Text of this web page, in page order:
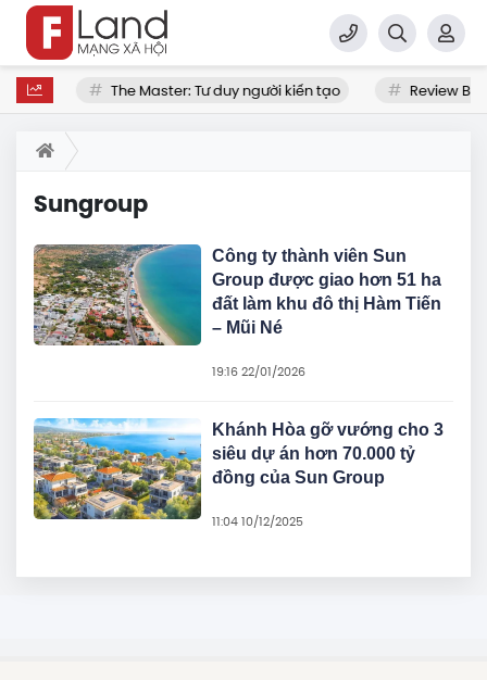
nhà The Master: Tư duy người kiến tạo Review
Sungroup
Công ty thành viên Sun
Group được giao hơn 51 ha
đất làm khu đô thị Hàm Tiến
– Mũi Né
19:16 22/01/2026
Khánh Hòa gỡ vướng cho 3
siêu dự án hơn 70.000 tỷ
đồng của Sun Group
11:04 10/12/2025